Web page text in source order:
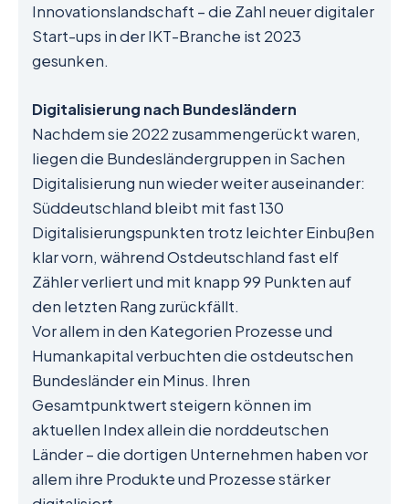
Innovationslandschaft – die Zahl neuer digitaler
Start-ups in der IKT-Branche ist 2023
gesunken.
Digitalisierung nach Bundesländern
Nachdem sie 2022 zusammengerückt waren,
liegen die Bundesländergruppen in Sachen
Digitalisierung nun wieder weiter auseinander:
Süddeutschland bleibt mit fast 130
Digitalisierungspunkten trotz leichter Einbußen
klar vorn, während Ostdeutschland fast elf
Zähler verliert und mit knapp 99 Punkten auf
den letzten Rang zurückfällt.
Vor allem in den Kategorien Prozesse und
Humankapital verbuchten die ostdeutschen
Bundesländer ein Minus. Ihren
Gesamtpunktwert steigern können im
aktuellen Index allein die norddeutschen
Länder – die dortigen Unternehmen haben vor
allem ihre Produkte und Prozesse stärker